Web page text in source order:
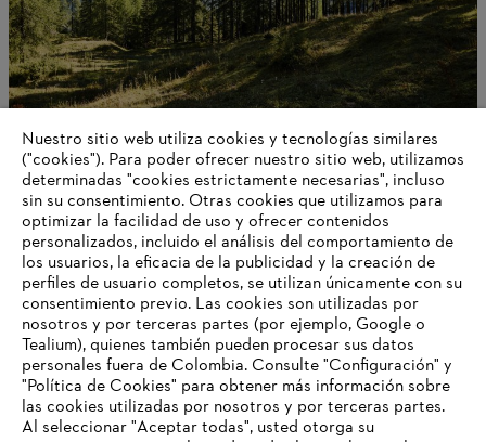
Innovación
Información para proveedores
Productos
Contacto
Carrera profesional
Sistema de denuncia de irregularidades
Nuestro sitio web utiliza cookies y tecnologías similares
("cookies"). Para poder ofrecer nuestro sitio web, utilizamos
determinadas "cookies estrictamente necesarias", incluso
sin su consentimiento. Otras cookies que utilizamos para
optimizar la facilidad de uso y ofrecer contenidos
personalizados, incluido el análisis del comportamiento de
los usuarios, la eficacia de la publicidad y la creación de
perfiles de usuario completos, se utilizan únicamente con su
consentimiento previo. Las cookies son utilizadas por
nosotros y por terceras partes (por ejemplo, Google o
Tealium), quienes también pueden procesar sus datos
personales fuera de Colombia. Consulte "Configuración" y
"Política de Cookies" para obtener más información sobre
las cookies utilizadas por nosotros y por terceras partes.
Al seleccionar "Aceptar todas", usted otorga su